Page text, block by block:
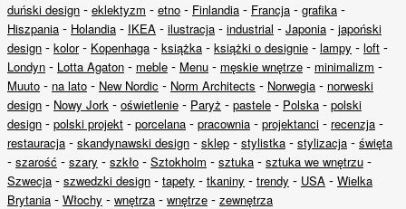
duński design - eklektyzm - etno - Finlandia - Francja - grafika -
Hiszpania - Holandia - IKEA - ilustracja - industrial - Japonia - japoński
design - kolor- Kopenhaga - książka - książki o designie - lampy - loft -
Londyn - Lotta Agaton - meble - Menu - męskie wnętrze - minimalizm -
Muuto - na lato - New Nordic - Norm Architects - Norwegia - norweski
design - Nowy Jork - oświetlenie - Paryż - pastele - Polska - polski
design - polski projekt - porcelana - pracownia - projektanci - recenzja -
restauracja - skandynawski design - sklep - stylistka - stylizacja - święta
- szarość - szary - szkło - Sztokholm - sztuka - sztuka we wnętrzu -
Szwecja - szwedzki design - tapety - tkaniny - trendy - USA - Wielka
Brytania - Włochy - wnętrza - wnętrze - zewnętrza